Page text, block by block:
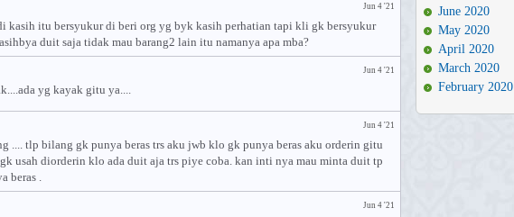
Jun 4 '21
kasih itu bersyukur di beri org yg byk kasih perhatian tapi kli gk bersyukur
duit saja tidak mau barang2 lain itu namanya apa mba?
Jun 4 '21
yg kayak gitu ya....
Jun 4 '21
.... tlp bilang gk punya beras trs aku jwb klo gk punya beras aku orderin gitu
usah diorderin klo ada duit aja trs piye coba. kan inti nya mau minta duit tp
beras .
Jun 4 '21
June 2020
May 2020
April 2020
March 2020
February 2020